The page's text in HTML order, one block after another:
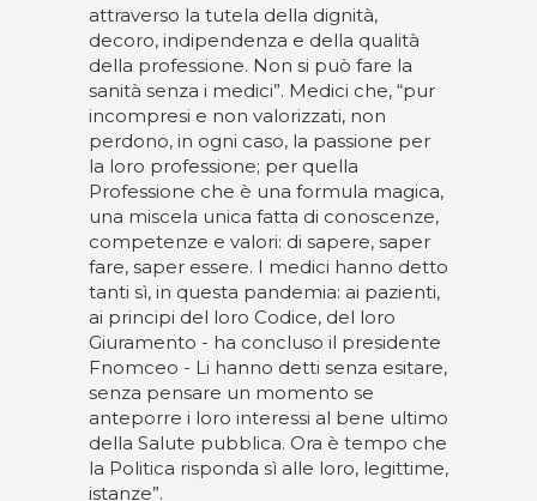
attraverso la tutela della dignità,
decoro, indipendenza e della qualità
della professione. Non si può fare la
sanità senza i medici”. Medici che, “pur
incompresi e non valorizzati, non
perdono, in ogni caso, la passione per
la loro professione; per quella
Professione che è una formula magica,
una miscela unica fatta di conoscenze,
competenze e valori: di sapere, saper
fare, saper essere. I medici hanno detto
tanti sì, in questa pandemia: ai pazienti,
ai principi del loro Codice, del loro
Giuramento - ha concluso il presidente
Fnomceo - Li hanno detti senza esitare,
senza pensare un momento se
anteporre i loro interessi al bene ultimo
della Salute pubblica. Ora è tempo che
la Politica risponda sì alle loro, legittime,
istanze”.